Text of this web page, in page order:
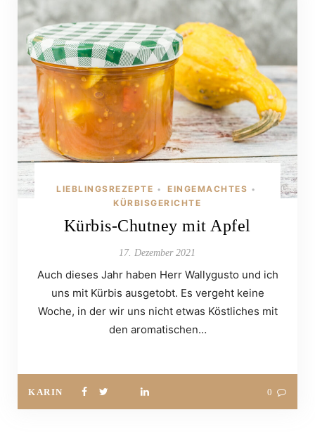
LIEBLINGSREZEPTE • EINGEMACHTES •
KÜRBISGERICHTE
Kürbis-Chutney mit Apfel
17. Dezember 2021
Auch dieses Jahr haben Herr Wallygusto und ich
uns mit Kürbis ausgetobt. Es vergeht keine
Woche, in der wir uns nicht etwas Köstliches mit
den aromatischen…
KARIN 0